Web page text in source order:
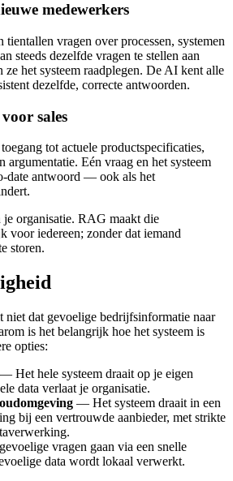
medewerkers
vragen over processen, systemen
steeds dezelfde vragen te stellen aan
het systeem raadplegen. De AI kent alle
dezelfde, correcte antwoorden.
sales
tot actuele productspecificaties,
Eén vraag en het systeem
date antwoord — ook als het
organisatie. RAG maakt die
voor iedereen; zonder dat iemand
storen.
niet dat gevoelige bedrijfsinformatie naar
is het belangrijk hoe het systeem is
opties:
— Het hele systeem draait op je eigen
data verlaat je organisatie.
— Het systeem draait in een
bij een vertrouwde aanbieder, met strikte
vragen gaan via een snelle
data wordt lokaal verwerkt.